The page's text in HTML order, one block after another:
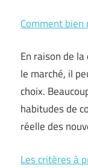
Comment bien
En raison de
le marché, il
choix.
habitudes de
réelle des
Les critères à